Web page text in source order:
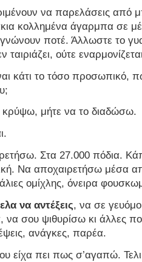
να παρελάσεις από
κολλημένα άγαρμπα σε
ποτέ. Άλλωστε το
ταιριάζει, ούτε
κάτι το τόσο προσωπικό,
κρύψω, μήτε να το διαδώσω.
Στα 27.000 πόδια.
Να αποχαιρετήσω μέσα
ομίχλης, όνειρα
να αντέξεις, να σε
να σου ψιθυρίσω κι άλλες
ανάγκες, παρέα.
είχα πει πως σ’αγαπώ.